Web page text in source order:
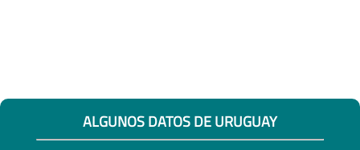
ALGUNOS DATOS DE URUGUAY